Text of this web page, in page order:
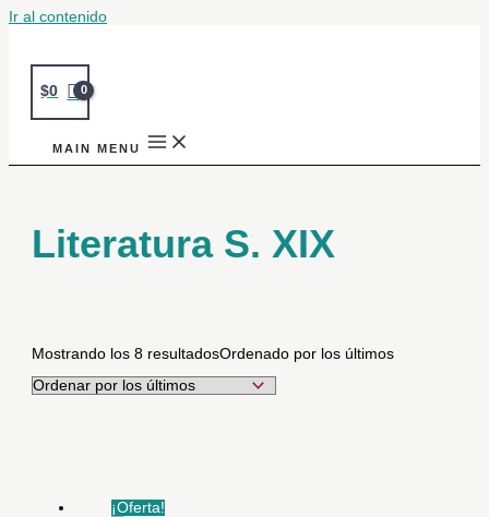
Ir al contenido
$0
MAIN MENU
Literatura S. XIX
Mostrando los 8 resultadosOrdenado por los últimos
¡Oferta!